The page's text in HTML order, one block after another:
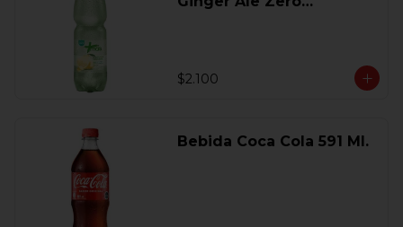
$2.100
Bebida Coca Cola 591 Ml.